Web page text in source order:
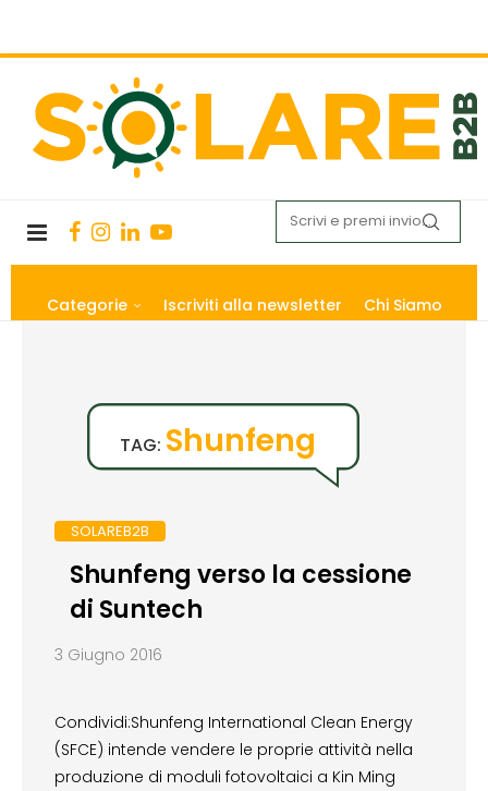
Categorie Iscriviti alla newsletter Chi Siamo
TAG: Shunfeng
SOLAREB2B
Shunfeng verso la cessione
di Suntech
3 Giugno 2016
Condividi:Shunfeng International Clean Energy
(SFCE) intende vendere le proprie attività nella
produzione di moduli fotovoltaici a Kin Ming